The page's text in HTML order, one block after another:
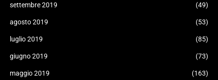
settembre 2019 (49)
agosto 2019 (53)
luglio 2019 (85)
giugno 2019 (73)
maggio 2019 (163)